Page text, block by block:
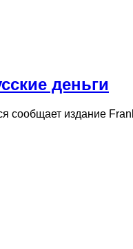
деньги
сообщает издание